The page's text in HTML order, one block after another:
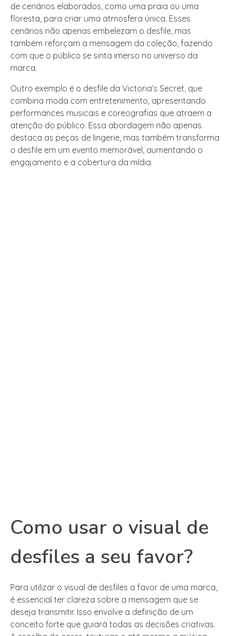
de cenários elaborados, como uma praia ou uma
floresta, para criar uma atmosfera única. Esses
cenários não apenas embelezam o desfile, mas
também reforçam a mensagem da coleção, fazendo
com que o público se sinta imerso no universo da
marca.
Outro exemplo é o desfile da Victoria’s Secret, que
combina moda com entretenimento, apresentando
performances musicais e coreografias que atraem a
atenção do público. Essa abordagem não apenas
destaca as peças de lingerie, mas também transforma
o desfile em um evento memorável, aumentando o
engajamento e a cobertura da mídia.
Como usar o visual de
desfiles a seu favor?
Para utilizar o visual de desfiles a favor de uma marca,
é essencial ter clareza sobre a mensagem que se
deseja transmitir. Isso envolve a definição de um
conceito forte que guiará todas as decisões criativas.